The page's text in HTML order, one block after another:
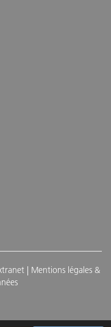
| Mentions légales &